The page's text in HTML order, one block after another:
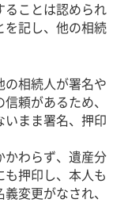
ることは認められ
を記し、他の相続
相続人が署名や
頼があるため、
いまま署名、押印
わらず、遺産分
押印し、本人も
変更がなされ、